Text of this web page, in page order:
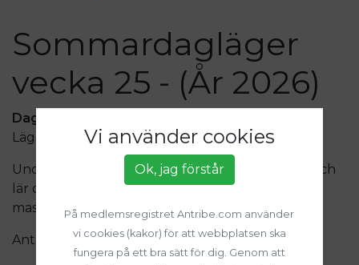
Sommardagläger
vecka 25 - (År 2026)
Dagläger på Odenslunds 4H-gård 15-18 juni
Lägret är klockan 9-15 måndag - torsdag
Under lägret tar vi hand om djuren på gården och
lär oss massor om dem. Vi leker och lär känna en
massa nya kompisar med samma intresse.
Antal platser: 14
Vi använder cookies
Ok, jag förstår
På medlemsregistret Antribe.com använder
vi cookies (kakor) för att webbplatsen ska
fungera på ett bra sätt för dig. Genom att